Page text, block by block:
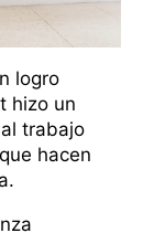
logro
hizo un
trabajo
hacen